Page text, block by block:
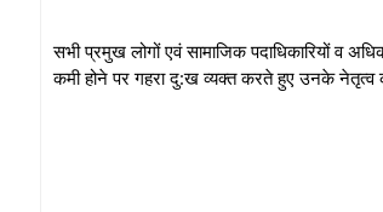
सभी प्रमुख लोगों एवं सामाजिक पदाधिकारियों व
कमी होने पर गहरा दु:ख व्यक्त करते हुए उनके नेतृत्व